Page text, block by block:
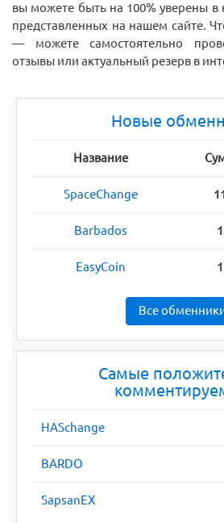
вы можете быть на 100% уверены в
представленных на нашем сайте.
— можете самостоятельно
отзывы или актуальный резерв в
Новые
Название
SpaceChange
Barbados
EasyCoin
Все
Самые
HASchange
BARDO
SapsanEX